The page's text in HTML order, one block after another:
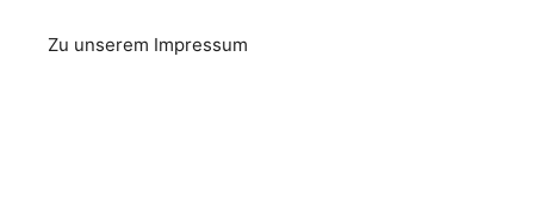
Zu unserem Impressum